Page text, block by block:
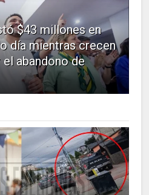
$43 millones en
día mientras crecen
abandono de